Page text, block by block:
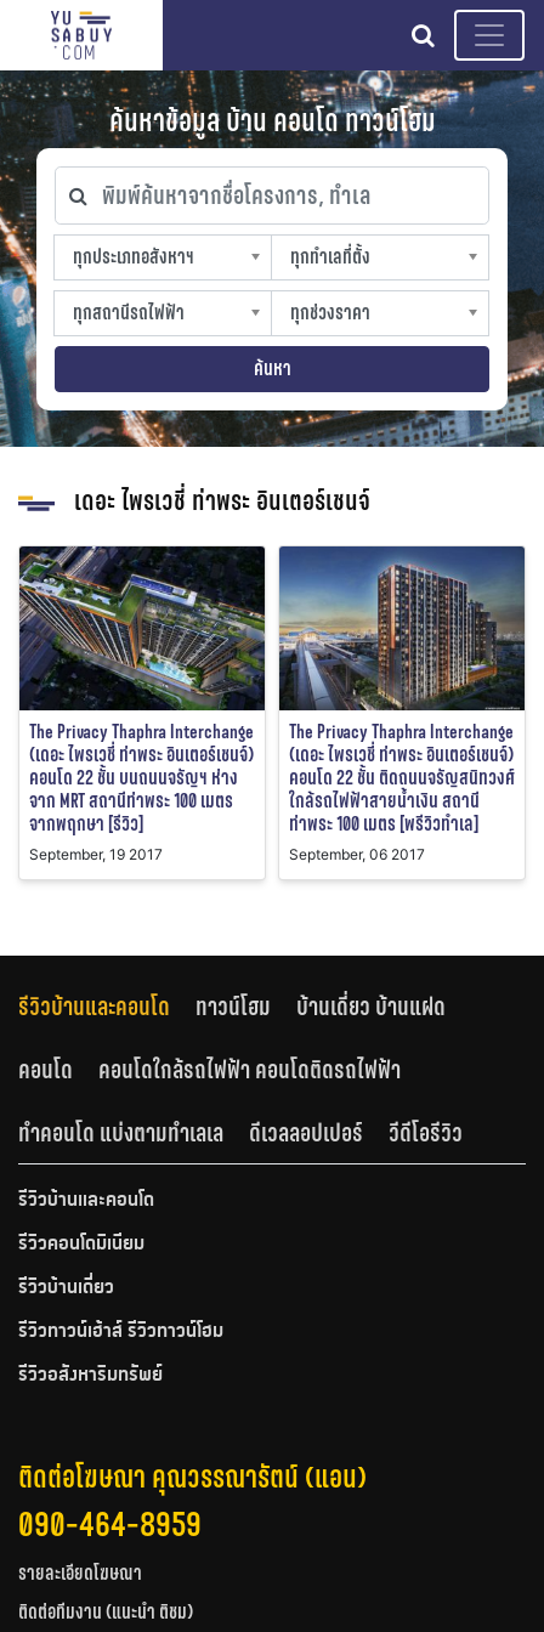
search
ค้นหาข้อมูล บ้าน คอนโด ทาวน์โฮม
พิมพ์ค้นหาจากชื่อโครงการ, ทำเล
ทุกประเภทอสังหาฯ
ทุกประเภทอสังหาฯ
sproperty
ทุกทำเลที่ตั้ง
ทุกทำเลที่ตั้ง
slocation
ทุกสถานีรถไฟฟ้า
ทุกสถานีรถไฟฟ้า
strain-station
ทุกช่วงราคา
ทุกช่วงราคา
sprice
ค้นหา
เดอะ ไพรเวชี่ ท่าพระ อินเตอร์เชนจ์
The Privacy Thaphra Interchange
(เดอะ ไพรเวชี่ ท่าพระ อินเตอร์เชนจ์)
คอนโด 22 ชั้น บนถนนจรัญฯ ห่าง
จาก MRT สถานีท่าพระ 100 เมตร
จากพฤกษา [รีวิว]
September, 19 2017
The Privacy Thaphra Interchange
(เดอะ ไพรเวชี่ ท่าพระ อินเตอร์เชนจ์)
คอนโด 22 ชั้น ติดถนนจรัญสนิทวงศ์
ใกล้รถไฟฟ้าสายน้ำเงิน สถานี
ท่าพระ 100 เมตร [พรีวิวทำเล]
September, 06 2017
รีวิวบ้านและคอนโด ทาวน์โฮม
บ้านเดี่ยว บ้านแฝด
คอนโด
คอนโดใกล้รถไฟฟ้า คอนโดติดรถไฟฟ้า
ทำคอนโด แบ่งตามทำเลเล
ดีเวลลอปเปอร์ วีดีโอรีวิว
รีวิวบ้านและคอนโด
รีวิวคอนโดมิเนียม
รีวิวบ้านเดี่ยว
รีวิวทาวน์เฮ้าส์ รีวิวทาวน์โฮม
รีวิวอสังหาริมทรัพย์
ติดต่อโฆษณา คุณวรรณารัตน์ (แอน)
090-464-8959
รายละเอียดโฆษณา
ติดต่อทีมงาน (แนะนำ ติชม)